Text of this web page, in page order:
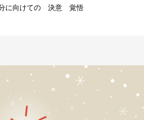
に向けての 決意 覚悟